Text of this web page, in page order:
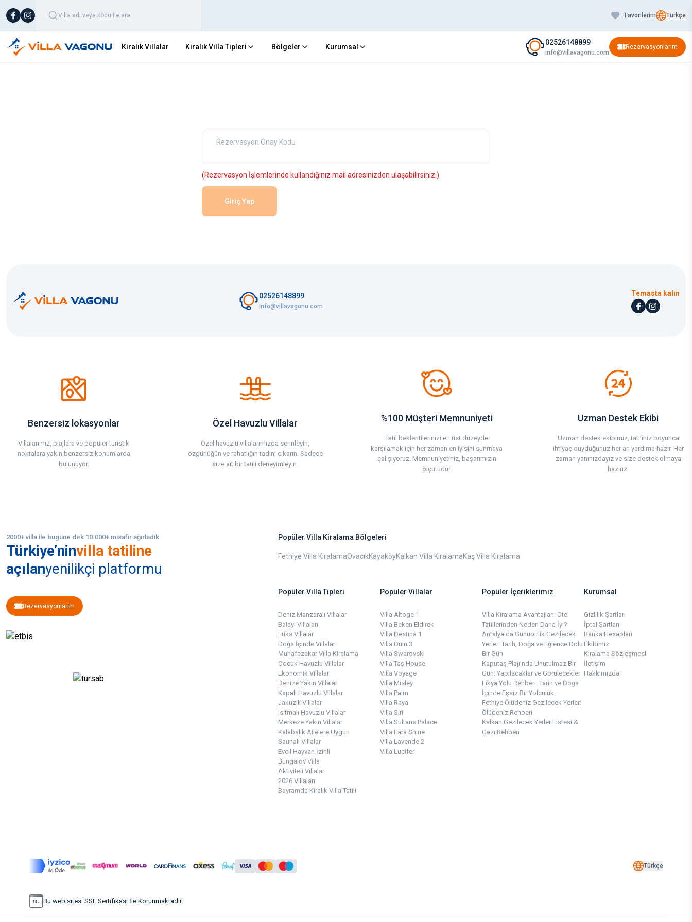
Favorilerim Türkçe
Kiralık Villalar Kiralık Villa Tipleri Bölgeler Kurumsal
02526148899
info@villavagonu.com
Rezervasyonlarım
Rezervasyon Onay Kodu
(Rezervasyon İşlemlerinde kullandığınız mail adresinizden ulaşabilirsiniz.)
Giriş Yap
02526148899
info@villavagonu.com
Temasta kalın
Benzersiz lokasyonlar
Villalarımız, plajlara ve popüler turistik
noktalara yakın benzersiz konumlarda
bulunuyor.
Özel Havuzlu Villalar
Özel havuzlu villalarımızda serinleyin,
özgürlüğün ve rahatlığın tadını çıkarın. Sadece
size ait bir tatili deneyimleyin.
%100 Müşteri Memnuniyeti
Tatil beklentilerinizi en üst düzeyde
karşılamak için her zaman en iyisini sunmaya
çalışıyoruz. Memnuniyetiniz, başarımızın
ölçütüdür.
Uzman Destek Ekibi
Uzman destek ekibimiz, tatiliniz boyunca
ihtiyaç duyduğunuz her an yardıma hazır. Her
zaman yanınızdayız ve size destek olmaya
hazırız.
2000+ villa ile bugüne dek 10.000+ misafir ağırladık.
Türkiye’ninvilla tatiline
açılanyenilikçi platformu
Rezervasyonlarım
Popüler Villa Kiralama Bölgeleri
Fethiye Villa KiralamaOvacıkKayaköyKalkan Villa KiralamaKaş Villa Kiralama
Popüler Villa Tipleri
Deniz Manzaralı Villalar
Balayı Villaları
Lüks Villalar
Doğa İçinde Villalar
Muhafazakar Villa Kiralama
Çocuk Havuzlu Villalar
Ekonomik Villalar
Denize Yakın Villalar
Kapalı Havuzlu Villalar
Jakuzili Villalar
Isıtmalı Havuzlu Villalar
Merkeze Yakın Villalar
Kalabalık Ailelere Uygun
Saunalı Villalar
Evcil Hayvan İzinli
Bungalov Villa
Aktiviteli Villalar
2026 Villaları
Bayramda Kiralık Villa Tatili
Popüler Villalar
Villa Altoge 1
Villa Beken Eldirek
Villa Destina 1
Villa Duin 3
Villa Swarovski
Villa Taş House
Villa Voyage
Villa Misley
Villa Palm
Villa Raya
Villa Siri
Villa Sultans Palace
Villa Lara Shine
Villa Lavende 2
Villa Lucifer
Popüler İçeriklerimiz
Villa Kiralama Avantajları: Otel
Tatillerinden Neden Daha İyi?
Antalya'da Günübirlik Gezilecek
Yerler: Tarih, Doğa ve Eğlence Dolu
Bir Gün
Kaputaş Plajı'nda Unutulmaz Bir
Gün: Yapılacaklar ve Görülecekler
Likya Yolu Rehberi: Tarih ve Doğa
İçinde Eşsiz Bir Yolculuk
Fethiye Ölüdeniz Gezilecek Yerler:
Ölüdeniz Rehberi
Kalkan Gezilecek Yerler Listesi &
Gezi Rehberi
Kurumsal
Gizlilik Şartları
İptal Şartları
Banka Hesapları
Ekibimiz
Kiralama Sözleşmesi
İletişim
Hakkımızda
Türkçe
Bu web sitesi SSL Sertifikası İle Korunmaktadır.